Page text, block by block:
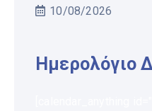
10/08/2026
Ημερολόγιο